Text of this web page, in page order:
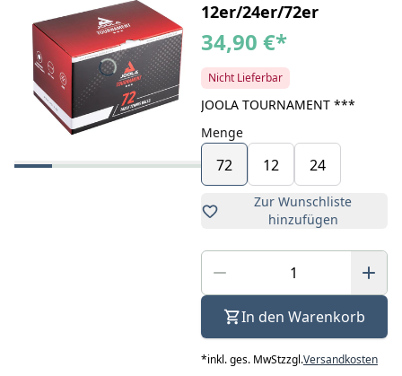
12er/24er/72er
34,90 €*
Nicht Lieferbar
JOOLA TOURNAMENT ***
Menge
72 12 24
Zur Wunschliste
hinzufügen
In den Warenkorb
*inkl. ges. MwStzzgl.Versandkosten